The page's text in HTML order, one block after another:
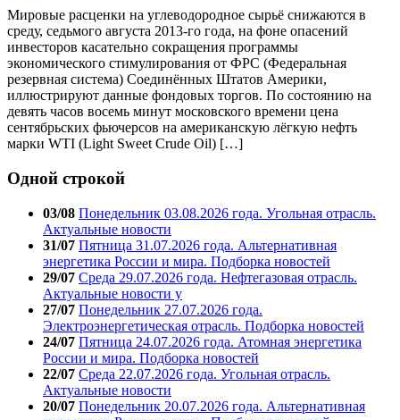
Мировые расценки на углеводородное сырьё снижаются в
среду, седьмого августа 2013-го года, на фоне опасений
инвесторов касательно сокращения программы
экономического стимулирования от ФРС (Федеральная
резервная система) Соединённых Штатов Америки,
иллюстрируют данные фондовых торгов. По состоянию на
девять часов восемь минут московского времени цена
сентябрьских фьючерсов на американскую лёгкую нефть
марки WTI (Light Sweet Crude Oil) […]
Одной строкой
03/08 Понедельник 03.08.2026 года. Угольная отрасль.
Актуальные новости
31/07 Пятница 31.07.2026 года. Альтернативная
энергетика России и мира. Подборка новостей
29/07 Среда 29.07.2026 года. Нефтегазовая отрасль.
Актуальные новости у
27/07 Понедельник 27.07.2026 года.
Электроэнергетическая отрасль. Подборка новостей
24/07 Пятница 24.07.2026 года. Атомная энергетика
России и мира. Подборка новостей
22/07 Среда 22.07.2026 года. Угольная отрасль.
Актуальные новости
20/07 Понедельник 20.07.2026 года. Альтернативная